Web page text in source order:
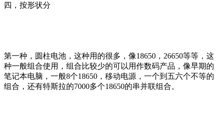
四，按形状分
第一种，圆柱电池，这种用的很多，像18650，26650等等，这
种一般组合使用，组合比较少的可以用作数码产品，像早期的
笔记本电脑，一般8个18650，移动电源，一个到五六个不等的
组合，还有特斯拉的7000多个18650的串并联组合。